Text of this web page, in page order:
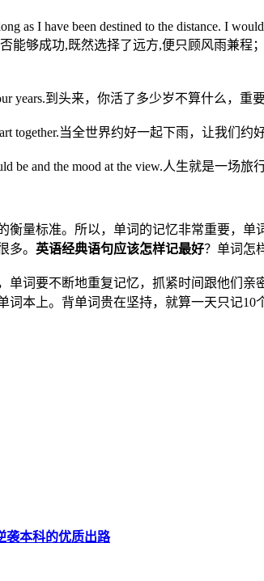
as I have been destined to the distance. I
否能够成功,既然选择了远方,便只顾风雨
years.到头来，你活了多少岁不算什么，
together.当全世界约好一起下雨，让我们约
be and the mood at the view.人生就是一
量标准。所以，单词的记忆非常重要，
多。 英语经典语句应该怎样记最好？单词怎
词要不断地重复记忆，抓紧时间跟他们
本上。背单词贵在坚持，就算一天只记10
袭本科的优质出路